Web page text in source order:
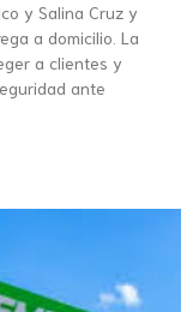
y Salina Cruz y
a domicilio. La
a clientes y
ante